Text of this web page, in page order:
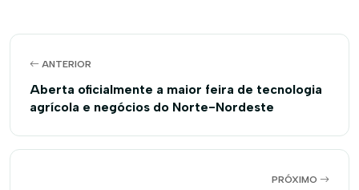
ANTERIOR
Aberta oficialmente a maior feira de tecnologia
agrícola e negócios do Norte-Nordeste
PRÓXIMO